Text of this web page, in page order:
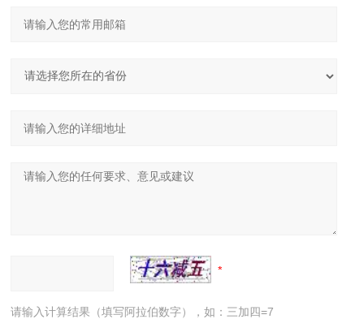
请输入计算结果（填写阿拉伯数字），如：三加四=7